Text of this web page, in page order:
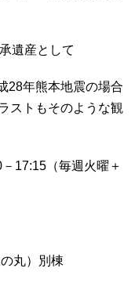
遺産として
28年熊本地震の場合
ストもそのような観
17:15（毎週火曜＋
丸）別棟